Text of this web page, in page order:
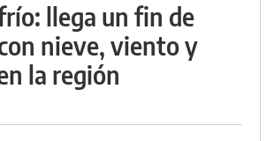
llega un fin de
nieve, viento y
la región